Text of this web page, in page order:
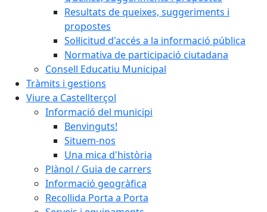
Resultats de queixes, suggeriments i
propostes
Sol·licitud d'accés a la informació pública
Normativa de participació ciutadana
Consell Educatiu Municipal
Tràmits i gestions
Viure a Castellterçol
Informació del municipi
Benvinguts!
Situem-nos
Una mica d'història
Plànol / Guia de carrers
Informació geogràfica
Recollida Porta a Porta